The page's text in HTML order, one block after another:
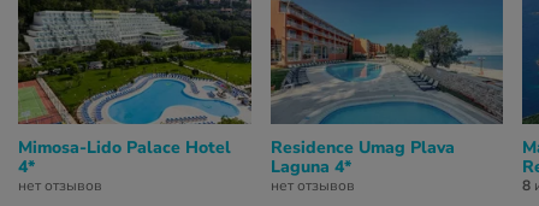
Mimosa-Lido Palace Hotel
4*
нет отзывов
Residence Umag Plava
Laguna 4*
нет отзывов 8